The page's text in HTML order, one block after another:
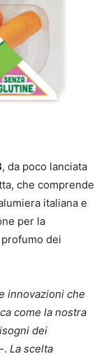
, da poco lanciata
che comprende
italiana e
per la
dei
innovazioni che
come la nostra
dei
. La scelta